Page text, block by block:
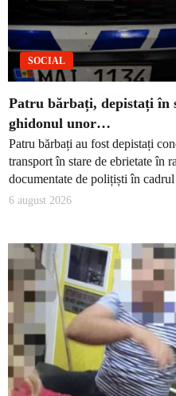
SOCIAL
Patru bărbați, depistați în
ghidonul unor…
Patru bărbați au fost depistați
transport în stare de ebrietate în
documentate de polițiști în
6 august 2026